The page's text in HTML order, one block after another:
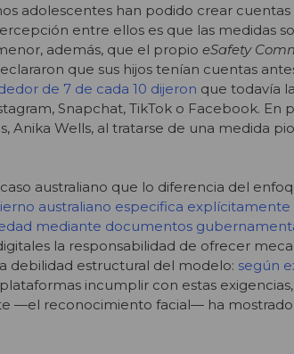
adolescentes han podido crear cuentas
entre ellos es que las medidas
además, que el propio eSafety
que sus hijos tenían cuentas
de 7 de cada 10 dijeron que todavía
Snapchat, TikTok o Facebook. En
Anika Wells, al tratarse de una medida
australiano que lo diferencia del
australiano especifica
mediante documentos
la responsabilidad de ofrecer
debilidad estructural del modelo: según
incumplir con estas
—el reconocimiento facial— ha